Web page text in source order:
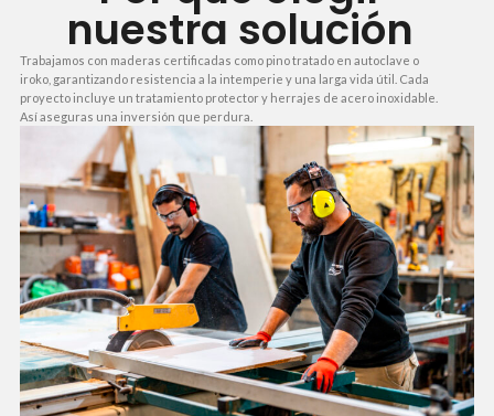
nuestra solución
Trabajamos con maderas certificadas como pino tratado en autoclave o
iroko, garantizando resistencia a la intemperie y una larga vida útil. Cada
proyecto incluye un tratamiento protector y herrajes de acero inoxidable.
Así aseguras una inversión que perdura.